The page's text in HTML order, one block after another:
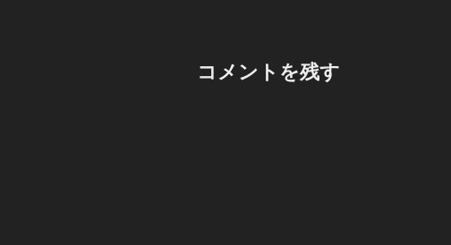
b
d
コメントを残す